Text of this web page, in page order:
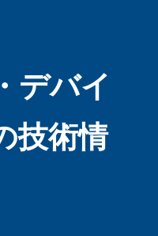
デバイ
技術情